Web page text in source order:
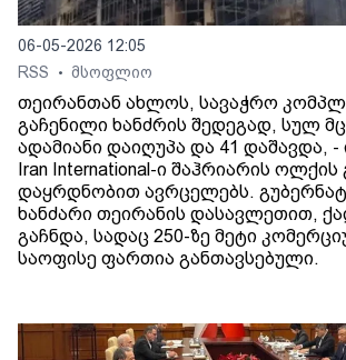
06-05-2026 12:05
RSS
• მსოფლიო
თეირანთან ახლოს, სავაჭრო
გაჩენილი ხანძრის შედეგად, სულ
ადამიანი დაიღუპა და 41 დაშავდა,
Iran International-ი შაჰრიარის
დაყრდნობით ავრცელებს.
ხანძარი თეირანის დასავლეთით,
გაჩნდა, სადაც 250-ზე მეტი
საოფისე ფართია განთავსებული.